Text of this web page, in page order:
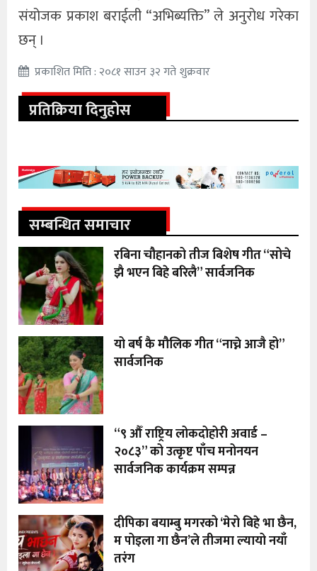
संयोजक प्रकाश बराईली “अभिब्यक्ति” ले अनुरोध गरेका
छन् ।
प्रकाशित मिति : २०८१ साउन ३२ गते शुक्रवार
प्रतिक्रिया दिनुहोस
सम्बन्धित समाचार
रबिना चौहानको तीज बिशेष गीत “सोचे
झै भएन बिहे बरिलै” सार्वजनिक
यो बर्ष कै मौलिक गीत “नाच्ने आजै हो”
सार्वजनिक
“९ औँ राष्ट्रिय लोकदोहोरी अवार्ड –
२०८३” को उत्कृष्ट पाँच मनोनयन
सार्वजनिक कार्यक्रम सम्पन्न
दीपिका बयाम्बु मगरको ‘मेरो बिहे भा छैन,
म पोइला गा छैन’ले तीजमा ल्यायो नयाँ
तरंग